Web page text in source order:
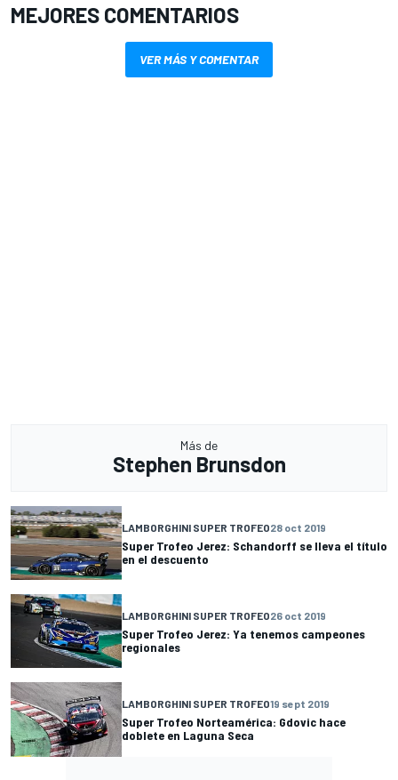
MEJORES COMENTARIOS
VER MÁS Y COMENTAR
Más de
Stephen Brunsdon
LAMBORGHINI SUPER TROFEO28 oct 2019
Super Trofeo Jerez: Schandorff se lleva el título
en el descuento
LAMBORGHINI SUPER TROFEO26 oct 2019
Super Trofeo Jerez: Ya tenemos campeones
regionales
LAMBORGHINI SUPER TROFEO19 sept 2019
Super Trofeo Norteamérica: Gdovic hace
doblete en Laguna Seca